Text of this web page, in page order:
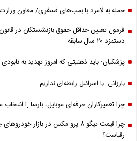
حمله به لامرد با بمب‌های فسفری/ معاون
فرمول تعیین حداقل حقوق بازنشستگان در
دستمزد ۲۰ سال سابقه
پزشکیان: باید ذهنیتی که امروز تهدید به
بارزانی: با اسرائیل رابطه‌ای نداریم
چرا تعمیرکاران حرفه‌ای موبایل، بارسا را انتخاب
چرا قیمت تیگو 8 پرو مکس در بازار
رقباست؟